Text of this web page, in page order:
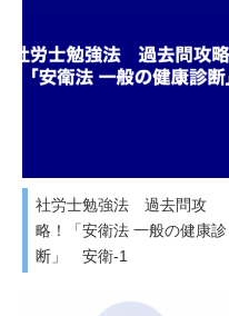
社労士勉強法 過去問攻
略！「安衛法 一般の健康診
断」 安衛-1